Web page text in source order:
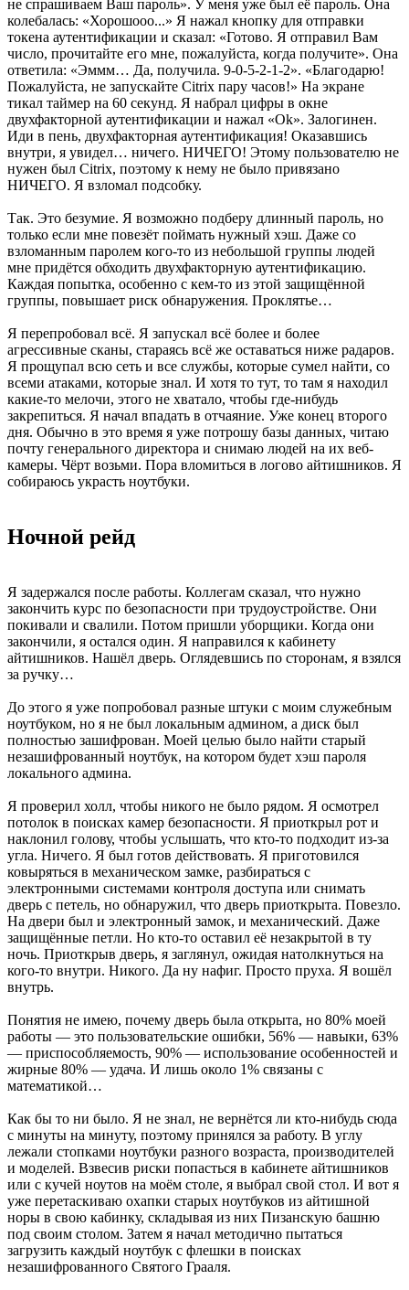
не спрашиваем Ваш пароль». У меня уже был её пароль. Она
колебалась: «Хорошооо...» Я нажал кнопку для отправки
токена аутентификации и сказал: «Готово. Я отправил Вам
число, прочитайте его мне, пожалуйста, когда получите». Она
ответила: «Эммм… Да, получила. 9-0-5-2-1-2». «Благодарю!
Пожалуйста, не запускайте Citrix пару часов!» На экране
тикал таймер на 60 секунд. Я набрал цифры в окне
двухфакторной аутентификации и нажал «Ok». Залогинен.
Иди в пень, двухфакторная аутентификация! Оказавшись
внутри, я увидел… ничего. НИЧЕГО! Этому пользователю не
нужен был Citrix, поэтому к нему не было привязано
НИЧЕГО. Я взломал подсобку.
Так. Это безумие. Я возможно подберу длинный пароль, но
только если мне повезёт поймать нужный хэш. Даже со
взломанным паролем кого-то из небольшой группы людей
мне придётся обходить двухфакторную аутентификацию.
Каждая попытка, особенно с кем-то из этой защищённой
группы, повышает риск обнаружения. Проклятье…
Я перепробовал всё. Я запускал всё более и более
агрессивные сканы, стараясь всё же оставаться ниже радаров.
Я прощупал всю сеть и все службы, которые сумел найти, со
всеми атаками, которые знал. И хотя то тут, то там я находил
какие-то мелочи, этого не хватало, чтобы где-нибудь
закрепиться. Я начал впадать в отчаяние. Уже конец второго
дня. Обычно в это время я уже потрошу базы данных, читаю
почту генерального директора и снимаю людей на их веб-
камеры. Чёрт возьми. Пора вломиться в логово айтишников. Я
собираюсь украсть ноутбуки.
Ночной рейд
Я задержался после работы. Коллегам сказал, что нужно
закончить курс по безопасности при трудоустройстве. Они
покивали и свалили. Потом пришли уборщики. Когда они
закончили, я остался один. Я направился к кабинету
айтишников. Нашёл дверь. Оглядевшись по сторонам, я взялся
за ручку…
До этого я уже попробовал разные штуки с моим служебным
ноутбуком, но я не был локальным админом, а диск был
полностью зашифрован. Моей целью было найти старый
незашифрованный ноутбук, на котором будет хэш пароля
локального админа.
Я проверил холл, чтобы никого не было рядом. Я осмотрел
потолок в поисках камер безопасности. Я приоткрыл рот и
наклонил голову, чтобы услышать, что кто-то подходит из-за
угла. Ничего. Я был готов действовать. Я приготовился
ковыряться в механическом замке, разбираться с
электронными системами контроля доступа или снимать
дверь с петель, но обнаружил, что дверь приоткрыта. Повезло.
На двери был и электронный замок, и механический. Даже
защищённые петли. Но кто-то оставил её незакрытой в ту
ночь. Приоткрыв дверь, я заглянул, ожидая натолкнуться на
кого-то внутри. Никого. Да ну нафиг. Просто пруха. Я вошёл
внутрь.
Понятия не имею, почему дверь была открыта, но 80% моей
работы — это пользовательские ошибки, 56% — навыки, 63%
— приспособляемость, 90% — использование особенностей и
жирные 80% — удача. И лишь около 1% связаны с
математикой…
Как бы то ни было. Я не знал, не вернётся ли кто-нибудь сюда
с минуты на минуту, поэтому принялся за работу. В углу
лежали стопками ноутбуки разного возраста, производителей
и моделей. Взвесив риски попасться в кабинете айтишников
или с кучей ноутов на моём столе, я выбрал свой стол. И вот я
уже перетаскиваю охапки старых ноутбуков из айтишной
норы в свою кабинку, складывая из них Пизанскую башню
под своим столом. Затем я начал методично пытаться
загрузить каждый ноутбук с флешки в поисках
незашифрованного Святого Грааля.